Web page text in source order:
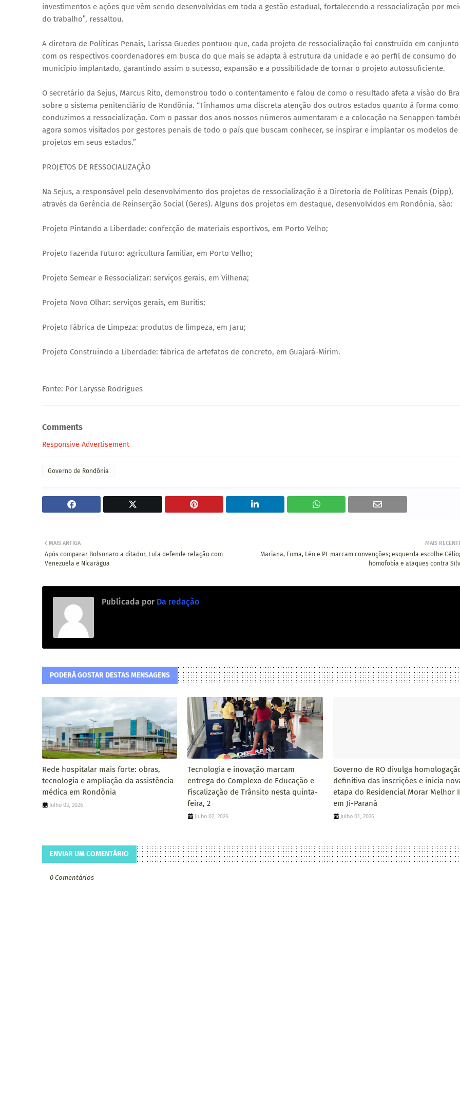
investimentos e ações que vêm sendo desenvolvidas em toda a gestão estadual, fortalecendo a ressocialização por
do trabalho”, ressaltou.
A diretora de Políticas Penais, Larissa Guedes pontuou que, cada projeto de ressocialização foi construído em conjunto
com os respectivos coordenadores em busca do que mais se adapta à estrutura da unidade e ao perfil de consumo do
município implantado, garantindo assim o sucesso, expansão e a possibilidade de tornar o projeto autossuficiente.
O secretário da Sejus, Marcus Rito, demonstrou todo o contentamento e falou de como o resultado afeta a visão do
sobre o sistema penitenciário de Rondônia. “Tínhamos uma discreta atenção dos outros estados quanto à forma como
conduzimos a ressocialização. Com o passar dos anos nossos números aumentaram e a colocação na Senappen
agora somos visitados por gestores penais de todo o país que buscam conhecer, se inspirar e implantar os modelos de
projetos em seus estados.”
PROJETOS DE RESSOCIALIZAÇÃO
Na Sejus, a responsável pelo desenvolvimento dos projetos de ressocialização é a Diretoria de Políticas Penais (Dipp),
através da Gerência de Reinserção Social (Geres). Alguns dos projetos em destaque, desenvolvidos em Rondônia, são:
Projeto Pintando a Liberdade: confecção de materiais esportivos, em Porto Velho;
Projeto Fazenda Futuro: agricultura familiar, em Porto Velho;
Projeto Semear e Ressocializar: serviços gerais, em Vilhena;
Projeto Novo Olhar: serviços gerais, em Buritis;
Projeto Fábrica de Limpeza: produtos de limpeza, em Jaru;
Projeto Construindo a Liberdade: fábrica de artefatos de concreto, em Guajará-Mirim.
Fonte: Por Larysse Rodrigues
Comments
Responsive Advertisement
Governo de Rondônia
MAIS
Mariana, Euma, Léo e PL marcam convenções; esquerda escolhe
homofobia e ataques contra
MAIS ANTIGA
Após comparar Bolsonaro a ditador, Lula defende relação com
Venezuela e Nicarágua
Publicada por Da redação
PODERÁ GOSTAR DESTAS MENSAGENS
Rede hospitalar mais forte: obras,
tecnologia e ampliação da assistência
médica em Rondônia
Julho 03, 2026
Tecnologia e inovação marcam
entrega do Complexo de Educação e
Fiscalização de Trânsito nesta quinta-
feira, 2
Julho 02, 2026
Governo de RO divulga
definitiva das inscrições e inicia
etapa do Residencial Morar Melhor
em Ji-Paraná
Julho 01, 2026
ENVIAR UM COMENTÁRIO
0 Comentários